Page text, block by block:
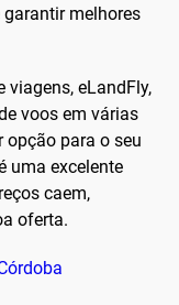
melhores
viagens, eLandFly,
voos em várias
opção para o seu
uma excelente
caem,
oferta.